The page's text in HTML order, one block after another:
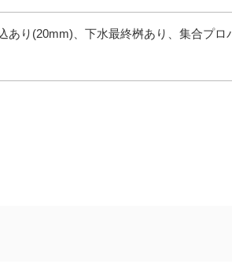
あり(20mm)、下水最終桝あり、集合プロ